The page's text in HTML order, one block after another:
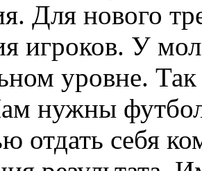
Для нового
игроков. У
уровне.
нужны
отдать себя